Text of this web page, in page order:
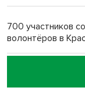
700 участников
волонтёров в
Честный выбор:
объективность